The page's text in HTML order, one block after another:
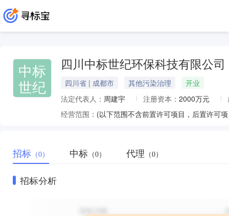
中标
世纪
四川中标世纪环保科技有限公司
四川省 | 成都市 其他污染治理
开业
法定代表人： 周建宇 注册资本： 2000万元
经营范围：
招标 （0） 中标 （0） 代理 （0）
招标分析